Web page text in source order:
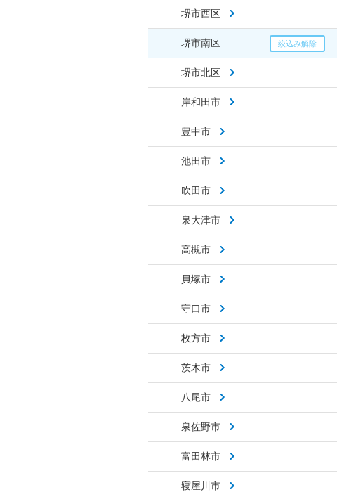
堺市西区
堺市南区
堺市北区
岸和田市
豊中市
池田市
吹田市
泉大津市
高槻市
貝塚市
守口市
枚方市
茨木市
八尾市
泉佐野市
富田林市
寝屋川市